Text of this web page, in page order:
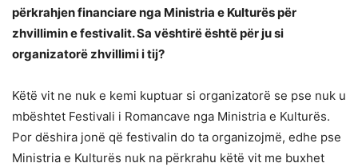
përkrahjen financiare nga Ministria e Kulturës për
zhvillimin e festivalit. Sa vështirë është për ju si
organizatorë zhvillimi i tij?
Këtë vit ne nuk e kemi kuptuar si organizatorë se pse nuk u
mbështet Festivali i Romancave nga Ministria e Kulturës.
Por dëshira jonë që festivalin do ta organizojmë, edhe pse
Ministria e Kulturës nuk na përkrahu këtë vit me buxhet